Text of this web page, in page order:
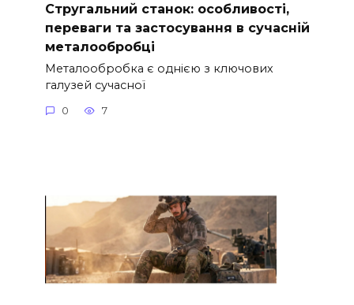
Стругальний станок: особливості,
переваги та застосування в сучасній
металообробці
Металообробка є однією з ключових
галузей сучасної
0 7